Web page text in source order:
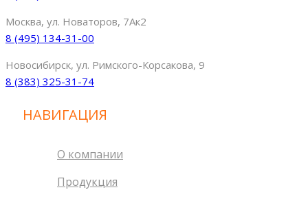
Москва, ул. Новаторов, 7Ак2
8 (495) 134-31-00
Новосибирск, ул. Римского-Корсакова, 9
8 (383) 325-31-74
НАВИГАЦИЯ
О компании
Продукция